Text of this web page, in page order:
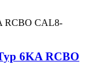
6KA RCBO